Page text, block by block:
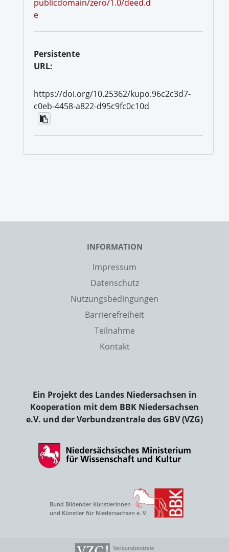
publicdomain/zero/1.0/deed.d
e
Persistente
URL:
https://doi.org/10.25362/kupo.96c2c3d7-
c0eb-4458-a822-d95c9fc0c10d
INFORMATION
Impressum
Datenschutz
Nutzungsbedingungen
Barrierefreiheit
Teilnahme
Kontakt
Ein Projekt des Landes Niedersachsen in
Kooperation mit dem BBK Niedersachsen
e.V. und der Verbundzentrale des GBV (VZG)
Bund Bildender Künstlerinnen
und Künstler für Niedersachsen e. V.